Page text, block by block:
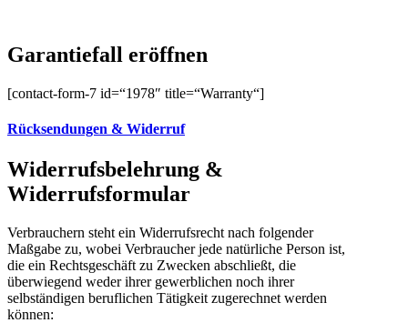
Garantiefall eröffnen
[contact-form-7 id=“1978″ title=“Warranty“]
Rücksendungen & Widerruf
Widerrufsbelehrung &
Widerrufsformular
Verbrauchern steht ein Widerrufsrecht nach folgender
Maßgabe zu, wobei Verbraucher jede natürliche Person ist,
die ein Rechtsgeschäft zu Zwecken abschließt, die
überwiegend weder ihrer gewerblichen noch ihrer
selbständigen beruflichen Tätigkeit zugerechnet werden
können: